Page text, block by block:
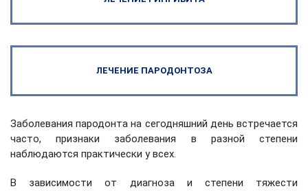
ЛЕЧЕНИЕ ПАРОДОНТОЗА
Заболевания пародонта на сегодняшний день встречается
часто, признаки заболевания в разной степени
наблюдаются практически у всех.
В зависимости от диагноза и степени тяжести